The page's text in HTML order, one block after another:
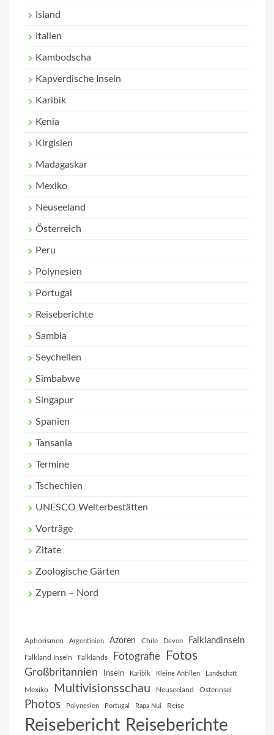
Island
Italien
Kambodscha
Kapverdische Inseln
Karibik
Kenia
Kirgisien
Madagaskar
Mexiko
Neuseeland
Österreich
Peru
Polynesien
Portugal
Reiseberichte
Sambia
Seychellen
Simbabwe
Singapur
Spanien
Tansania
Termine
Tschechien
UNESCO Welterbestätten
Vorträge
Zitate
Zoologische Gärten
Zypern – Nord
Aphorismen Argentinien Azoren Chile Devon Falklandinseln
Falkland Inseln Falklands Fotografie Fotos
Großbritannien Inseln Karibik Kleine Antillen Landschaft
Mexiko Multivisionsschau Neuseeland Osterinsel
Photos Polynesien Portugal Rapa Nui Reise
Reisebericht Reiseberichte